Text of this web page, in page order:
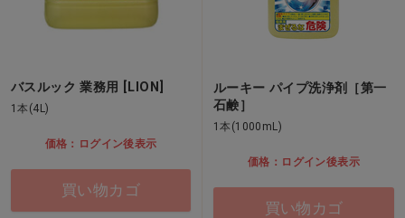
バスルック 業務用 [LION]
1本(4L)
価格：ログイン後表示
買い物カゴ
ルーキー パイプ洗浄剤［第一
石鹸］
1本(1000mL)
価格：ログイン後表示
買い物カゴ